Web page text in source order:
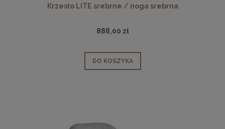
Krzesło LITE srebrne / noga srebrna
888,00 zł
DO KOSZYKA